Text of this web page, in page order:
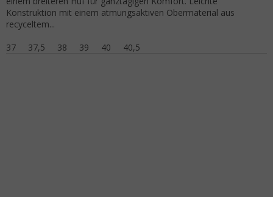
Konstruktion mit einem atmungsaktiven Obermaterial aus
recyceltem...
37
37,5 38 39 40 40,5